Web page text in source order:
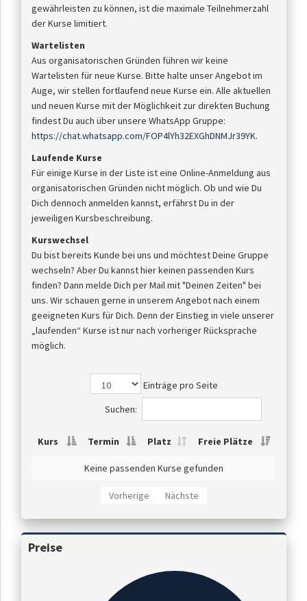
gewährleisten zu können, ist die maximale Teilnehmerzahl
der Kurse limitiert.
Wartelisten
Aus organisatorischen Gründen führen wir keine
Wartelisten für neue Kurse. Bitte halte unser Angebot im
Auge, wir stellen fortlaufend neue Kurse ein. Alle aktuellen
und neuen Kurse mit der Möglichkeit zur direkten Buchung
findest Du auch über unsere WhatsApp Gruppe:
https://chat.whatsapp.com/FOP4lYh32EXGhDNMJr39YK.
Laufende Kurse
Für einige Kurse in der Liste ist eine Online-Anmeldung aus
organisatorischen Gründen nicht möglich. Ob und wie Du
Dich dennoch anmelden kannst, erfährst Du in der
jeweiligen Kursbeschreibung.
Kurswechsel
Du bist bereits Kunde bei uns und möchtest Deine Gruppe
wechseln? Aber Du kannst hier keinen passenden Kurs
finden? Dann melde Dich per Mail mit "Deinen Zeiten" bei
uns. Wir schauen gerne in unserem Angebot nach einem
geeigneten Kurs für Dich. Denn der Einstieg in viele unserer
„laufenden“ Kurse ist nur nach vorheriger Rücksprache
möglich.
Einträge pro Seite
Suchen:
Kurs Termin Platz Freie Plätze
Keine passenden Kurse gefunden
Vorherige Nächste
Preise